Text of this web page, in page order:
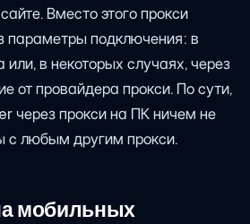
Вместо этого прокси
параметры подключения: в
или, в некоторых случаях, через
от провайдера прокси. По сути,
через прокси на ПК ничем не
с любым другим прокси.
мобильных